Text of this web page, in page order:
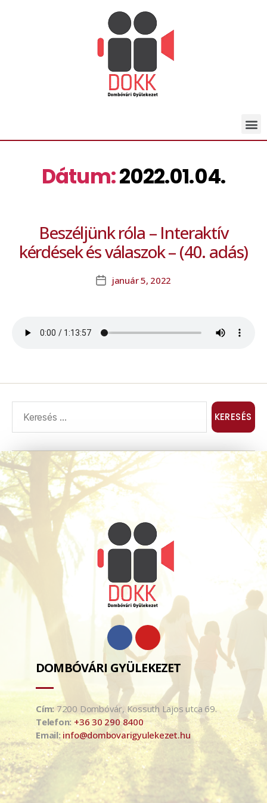
Dátum:2022.01.04.
Beszéljünk róla – Interaktív
kérdések és válaszok – (40. adás)
január 5, 2022
DOMBÓVÁRI GYÜLEKEZET
Cím: 7200 Dombóvár, Kossuth Lajos utca 69.
Telefon: +36 30 290 8400
Email:info@dombovarigyulekezet.hu